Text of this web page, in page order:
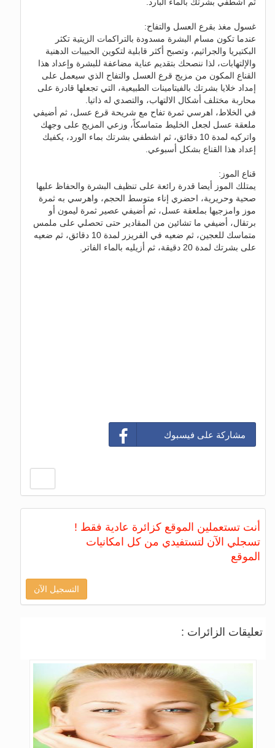
غسول مغذ بقرع العسل والتفاح:
عندما تكون مسام البشرة مسدودة بالتراكمات الزيتية تكثر
البكتيريا والجراثيم، وتصبح أكثر قابلية لتكوين الحبيبات الدهنية
والإلتهابات، لذا ننصحك بتقديم عناية مضاعفة للبشرة وإعداد هذا
القناع المكون من مزيج قرع العسل والتفاح الذي سيعمل على
إمداد خلايا بشرتك بالفيتامينات الطبيعية، التي تجعلها قادرة على
محاربة مختلف أشكال الالتهاب، والتصدي له ذاتيا.
في الخلاط، اهرسي ثمرة تفاح مع شريحة قرع عسل، ثم أضيفي
ملعقة عسل لجعل الخليط متماسكاً، وزعي المزيج على وجهك
واتركيه لمدة 10 دقائق، ثم اشطفي بشرتك بماء الورد، يكفيك
إعداد هذا القناع بشكل أسبوعي.
قناع الموز:
يمتلك الموز أيضا قدرة رائعة على تنظيف البشرة والحفاظ عليها
صحية وحريرية، احضري إناء متوسط الحجم، واهرسي به ثمرة
موز وامزجيها بملعقة عسل، ثم أضيفي عصير ثمرة ليمون أو
برتقال، أضيفي ما تشائين من المقادير حتى تحصلي على ملمس
متماسك للعجين، ثم ضعيه في الفريزر لمدة 10 دقائق، ثم ضعيه
على بشرتك لمدة 20 دقيقة، ثم أزيليه بالماء الفاتر.
مشاركة على فيسبوك
أنت تستعملين الموقع كزائرة عادية فقط !
تسجلي الآن لتستفيدي من كل امكانيات
الموقع
التسجيل الآن
تعليقات الزائرات :